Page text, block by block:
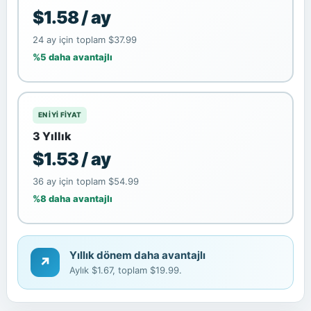
$1.58 / ay
24 ay için toplam $37.99
%5 daha avantajlı
EN IYI FIYAT
3 Yıllık
$1.53 / ay
36 ay için toplam $54.99
%8 daha avantajlı
↗ Yıllık dönem daha avantajlı
Aylık $1.67, toplam $19.99.